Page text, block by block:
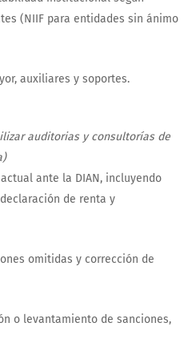
(NIIF para entidades sin ánimo
auxiliares y soportes.
auditorias y consultorías de
ante la DIAN, incluyendo
declaración de renta y
omitidas y corrección de
o levantamiento de sanciones,